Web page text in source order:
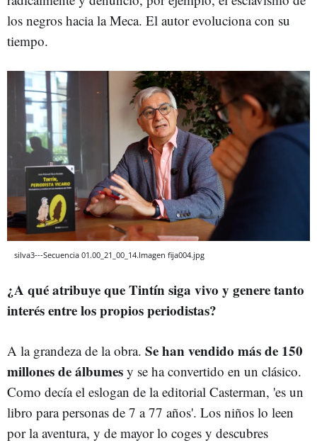
los negros hacia la Meca. El autor evoluciona con su
tiempo.
silva3---Secuencia 01.00_21_00_14.Imagen fija004.jpg
¿A qué atribuye que Tintín siga vivo y genere tanto
interés entre los propios periodistas?
A la grandeza de la obra. Se han vendido más de 150
millones de álbumes y se ha convertido en un clásico.
Como decía el eslogan de la editorial Casterman, 'es un
libro para personas de 7 a 77 años'. Los niños lo leen
por la aventura, y de mayor lo coges y descubres